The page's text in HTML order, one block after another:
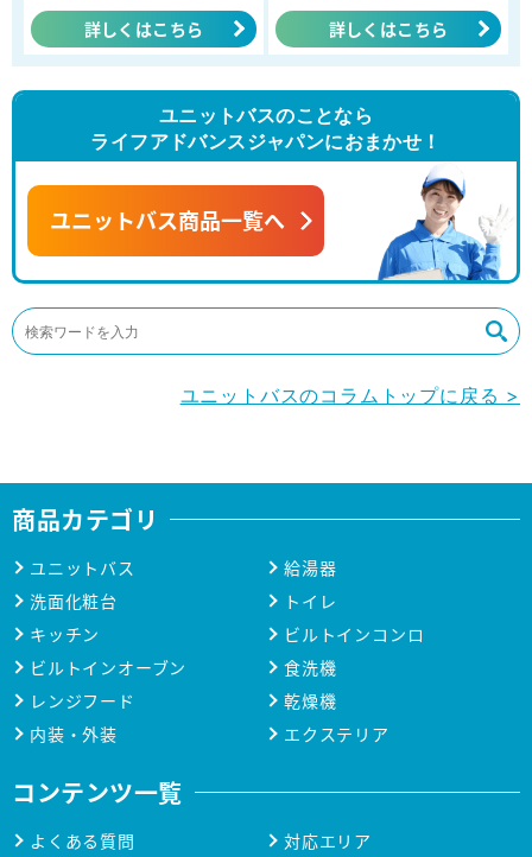
詳しくはこちら 詳しくはこちら
ユニットバスのことなら
ライフアドバンスジャパンにおまかせ！
ユニットバス商品一覧へ
ユニットバスのコラムトップに戻る >
商品カテゴリ
ユニットバス
給湯器
洗面化粧台
トイレ
キッチン
ビルトインコンロ
ビルトインオーブン
食洗機
レンジフード
乾燥機
内装・外装
エクステリア
コンテンツ一覧
よくある質問 対応エリア